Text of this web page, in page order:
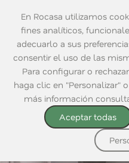
En Rocasa utilizamos
fines analíticos,
adecuarlo a sus
consentir el uso de las
Para configurar o
haga clic en "Personalizar"
más información
Aceptar todas
DESCUBRE
DESCUBRE
Crea